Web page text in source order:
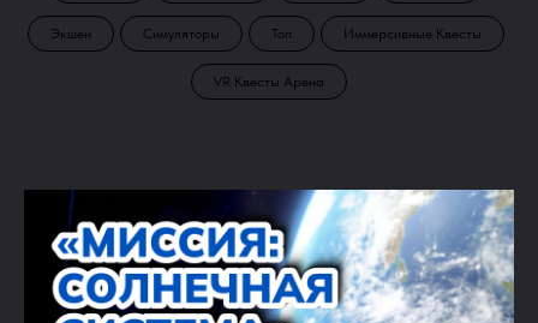
Экшен Симуляторы Топ Иммерсивные Квесты
VR Квесты Арена